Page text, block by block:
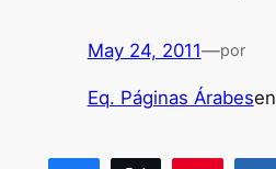
May 24, 2011—por
Eq. Páginas Árabesen